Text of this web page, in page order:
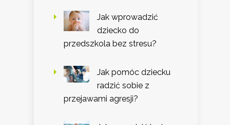
Jak wprowadzić
dziecko do
przedszkola bez stresu?
Jak pomóc dziecku
radzić sobie z
przejawami agresji?